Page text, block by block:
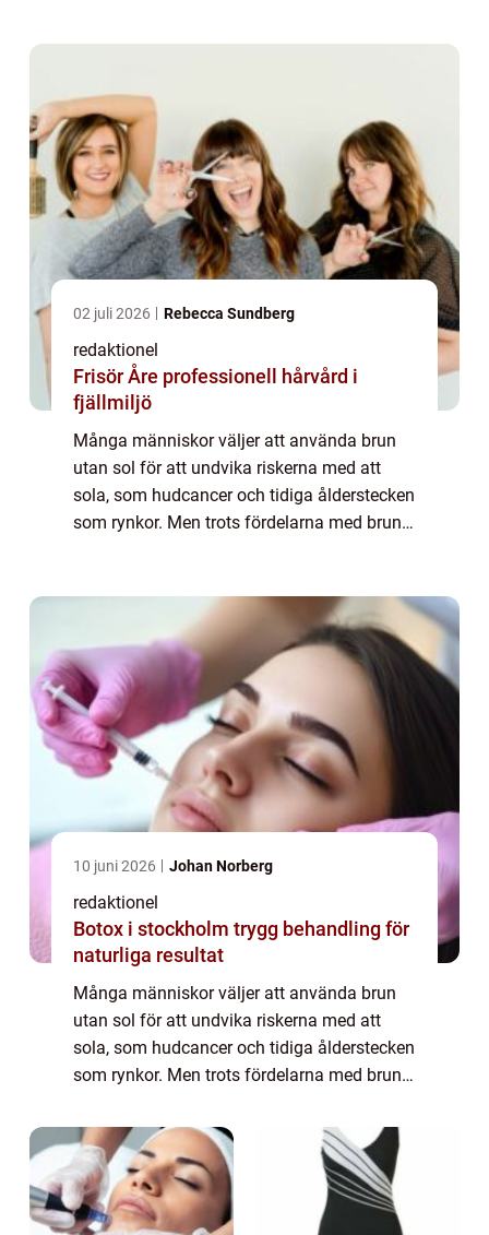
02 juli 2026 Rebecca Sundberg
redaktionel
Frisör Åre professionell hårvård i
fjällmiljö
Många människor väljer att använda brun
utan sol för att undvika riskerna med att
sola, som hudcancer och tidiga ålderstecken
som rynkor. Men trots fördelarna med brun
10 juni 2026 Johan Norberg
redaktionel
Botox i stockholm trygg behandling för
naturliga resultat
Många människor väljer att använda brun
utan sol för att undvika riskerna med att
sola, som hudcancer och tidiga ålderstecken
som rynkor. Men trots fördelarna med brun
av finnar i ansiktet. I denna artikel...